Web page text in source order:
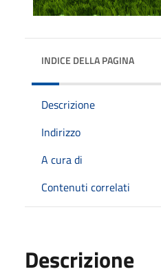
INDICE DELLA PAGINA
Descrizione
Indirizzo
A cura di
Contenuti correlati
Descrizione